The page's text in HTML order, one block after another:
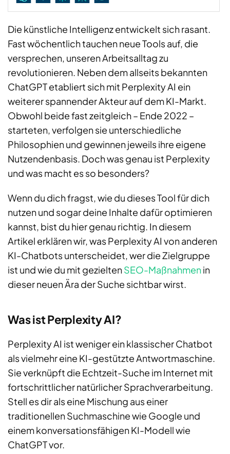
Die künstliche Intelligenz entwickelt sich rasant.
Fast wöchentlich tauchen neue Tools auf, die
versprechen, unseren Arbeitsalltag zu
revolutionieren. Neben dem allseits bekannten
ChatGPT etabliert sich mit Perplexity AI ein
weiterer spannender Akteur auf dem KI-Markt.
Obwohl beide fast zeitgleich – Ende 2022 –
starteten, verfolgen sie unterschiedliche
Philosophien und gewinnen jeweils ihre eigene
Nutzendenbasis. Doch was genau ist Perplexity
und was macht es so besonders?
Wenn du dich fragst, wie du dieses Tool für dich
nutzen und sogar deine Inhalte dafür optimieren
kannst, bist du hier genau richtig. In diesem
Artikel erklären wir, was Perplexity AI von anderen
KI-Chatbots unterscheidet, wer die Zielgruppe
ist und wie du mit gezieltenSEO-Maßnahmenin
dieser neuen Ära der Suche sichtbar wirst.
Was ist Perplexity AI?
Perplexity AI ist weniger ein klassischer Chatbot
als vielmehr eine KI-gestützte Antwortmaschine.
Sie verknüpft die Echtzeit-Suche im Internet mit
fortschrittlicher natürlicher Sprachverarbeitung.
Stell es dir als eine Mischung aus einer
traditionellen Suchmaschine wie Google und
einem konversationsfähigen KI-Modell wie
ChatGPT vor.